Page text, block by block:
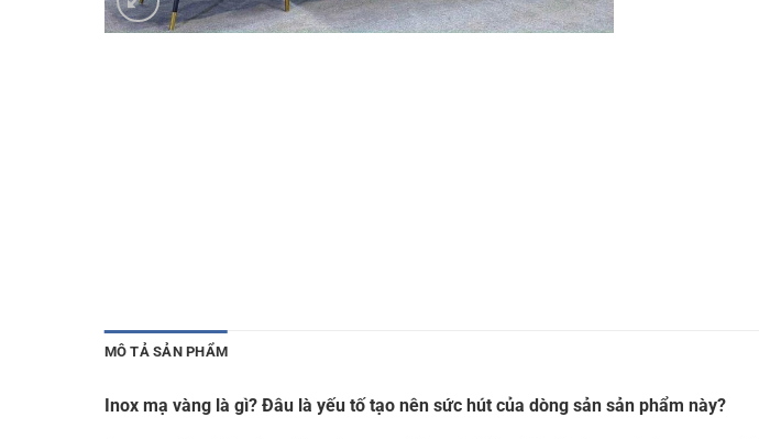
MÔ TẢ SẢN PHẨM
Inox mạ vàng là gì? Đâu là yếu tố tạo nên sức hút của dòng sản sản phẩm này?